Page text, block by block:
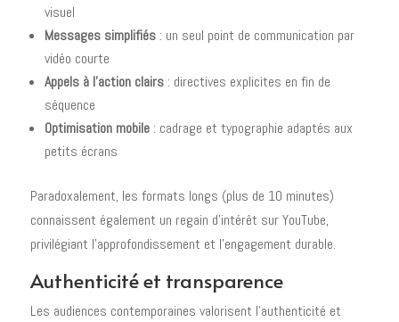
visuel
Messages simplifiés: un seul point de communication par
vidéo courte
Appels à l'action clairs: directives explicites en fin de
séquence
Optimisation mobile: cadrage et typographie adaptés aux
petits écrans
Paradoxalement, les formats longs (plus de 10 minutes)
connaissent également un regain d'intérêt sur YouTube,
privilégiant l'approfondissement et l'engagement durable.
Authenticité et transparence
Les audiences contemporaines valorisent l'authenticité et